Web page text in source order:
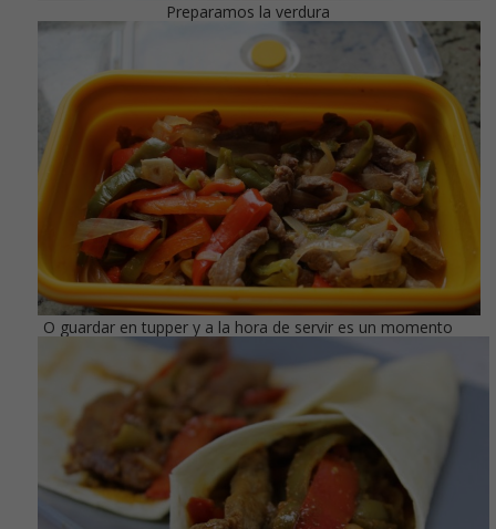
Preparamos la verdura
O guardar en tupper y a la hora de servir es un momento